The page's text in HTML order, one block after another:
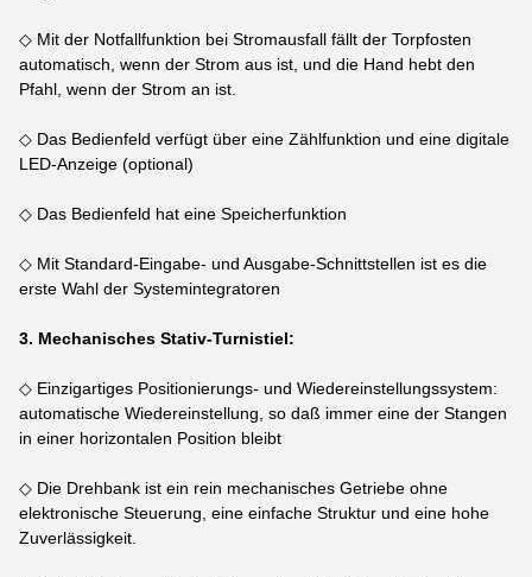
◇ Mit der Notfallfunktion bei Stromausfall fällt der Torpfosten
automatisch, wenn der Strom aus ist, und die Hand hebt den
Pfahl, wenn der Strom an ist.
◇ Das Bedienfeld verfügt über eine Zählfunktion und eine digitale
LED-Anzeige (optional)
◇ Das Bedienfeld hat eine Speicherfunktion
◇ Mit Standard-Eingabe- und Ausgabe-Schnittstellen ist es die
erste Wahl der Systemintegratoren
3. Mechanisches Stativ-Turnistiel:
◇ Einzigartiges Positionierungs- und Wiedereinstellungssystem:
automatische Wiedereinstellung, so daß immer eine der Stangen
in einer horizontalen Position bleibt
◇ Die Drehbank ist ein rein mechanisches Getriebe ohne
elektronische Steuerung, eine einfache Struktur und eine hohe
Zuverlässigkeit.